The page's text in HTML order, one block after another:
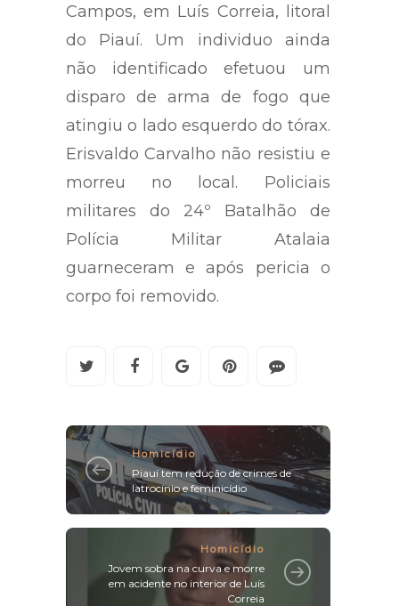
Campos, em Luís Correia, litoral
do Piauí. Um individuo ainda
não identificado efetuou um
disparo de arma de fogo que
atingiu o lado esquerdo do tórax.
Erisvaldo Carvalho não resistiu e
morreu no local. Policiais
militares do 24º Batalhão de
Polícia Militar Atalaia
guarneceram e após pericia o
corpo foi removido.
Homicídio
Piauí tem redução de crimes de
latrocínio e feminicídio
Homicídio
Jovem sobra na curva e morre
em acidente no interior de Luís
Correia